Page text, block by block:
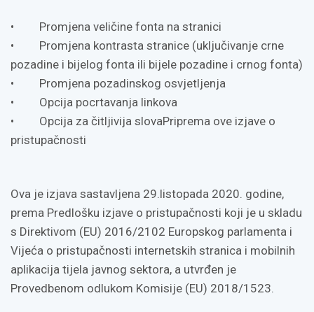
• Promjena veličine fonta na stranici
• Promjena kontrasta stranice (uključivanje crne
pozadine i bijelog fonta ili bijele pozadine i crnog fonta)
• Promjena pozadinskog osvjetljenja
• Opcija pocrtavanja linkova
• Opcija za čitljivija slovaPriprema ove izjave o
pristupačnosti
Ova je izjava sastavljena 29.listopada 2020. godine,
prema Predlošku izjave o pristupačnosti koji je u skladu
s Direktivom (EU) 2016/2102 Europskog parlamenta i
Vijeća o pristupačnosti internetskih stranica i mobilnih
aplikacija tijela javnog sektora, a utvrđen je
Provedbenom odlukom Komisije (EU) 2018/1523.